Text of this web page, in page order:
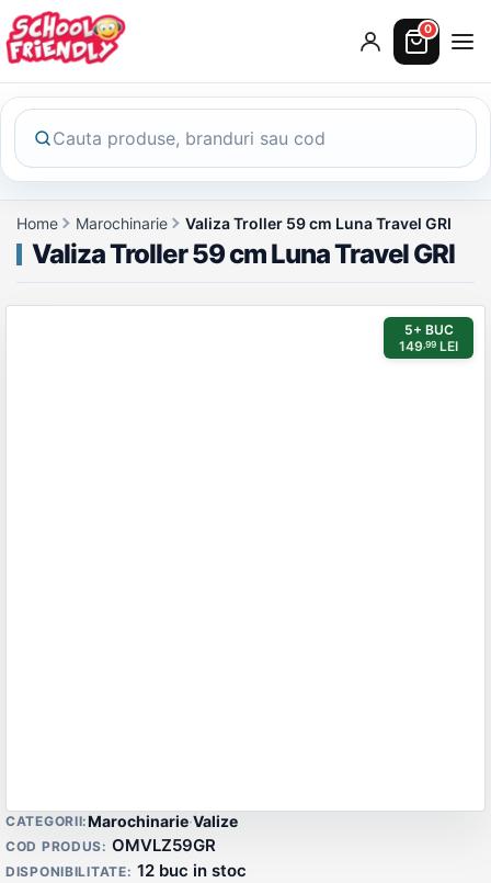
0
Home Marochinarie Valiza Troller 59 cm Luna Travel GRI
Valiza Troller 59 cm Luna Travel GRI
5+ BUC
149,99 LEI
Detalii produs
CATEGORII:Marochinarie·Valize
COD PRODUS: OMVLZ59GR
DISPONIBILITATE: 12 buc in stoc